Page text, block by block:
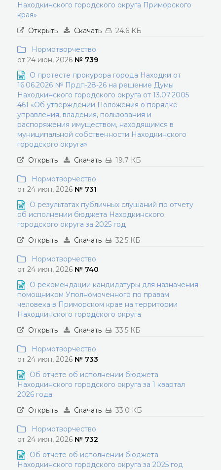
Находкинского городского округа Приморского
края»
Открыть
Скачать 24.6 КБ
Нормотворчество
от 24 июн, 2026 № 739
О протесте прокурора города Находки от
16.06.2026 № Прдп-28-26 на решение Думы
Находкинского городского округа от 13.07.2005
461 «Об утверждении Положения о порядке
управления, владения, пользования и
распоряжения имуществом, находящимся в
муниципальной собственности Находкинского
городского округа»
Открыть
Скачать 19.7 КБ
Нормотворчество
от 24 июн, 2026 № 731
О результатах публичных слушаний по отчету
об исполнении бюджета Находкинского
городского округа за 2025 год
Открыть
Скачать 32.5 КБ
Нормотворчество
от 24 июн, 2026 № 740
О рекомендации кандидатуры для назначения
помощником Уполномоченного по правам
человека в Приморском крае на территории
Находкинского городского округа
Открыть
Скачать 33.5 КБ
Нормотворчество
от 24 июн, 2026 № 733
Об отчете об исполнении бюджета
Находкинского городского округа за 1 квартал
2026 года
Открыть
Скачать 33.0 КБ
Нормотворчество
от 24 июн, 2026 № 732
Об отчете об исполнении бюджета
Находкинского городского округа за 2025 год